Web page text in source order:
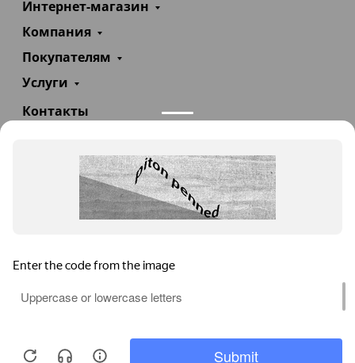
Интернет-магазин
Компания
Покупателям
Услуги
Контакты
info@teploexpert.com
Пн—Сб 09:00 – 18:00
TeploExpert.com © 2008 - 2026 Оборудование для
систем отопления, водоснабжения, канализации